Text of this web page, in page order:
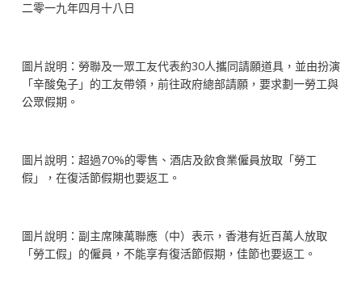
二零一九年四月十八日
圖片說明：勞聯及一眾工友代表約30人攜同請願道具，並由扮演
「辛酸兔子」的工友帶領，前往政府總部請願，要求劃一勞工與
公眾假期。
圖片說明：超過70%的零售、酒店及飲食業僱員放取「勞工
假」，在復活節假期也要返工。
圖片說明：副主席陳萬聯應（中）表示，香港有近百萬人放取
「勞工假」的僱員，不能享有復活節假期，佳節也要返工。